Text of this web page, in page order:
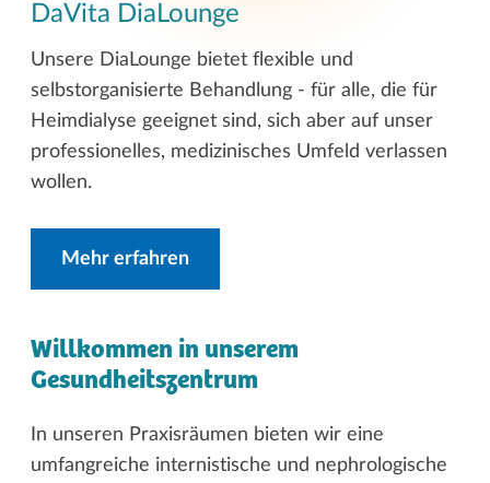
DaVita DiaLounge
Unsere DiaLounge bietet flexible und
selbstorganisierte Behandlung - für alle, die für
Heimdialyse geeignet sind, sich aber auf unser
professionelles, medizinisches Umfeld verlassen
wollen.
Mehr erfahren
Willkommen in unserem
Gesundheitszentrum
In unseren Praxisräumen bieten wir eine
umfangreiche internistische und nephrologische